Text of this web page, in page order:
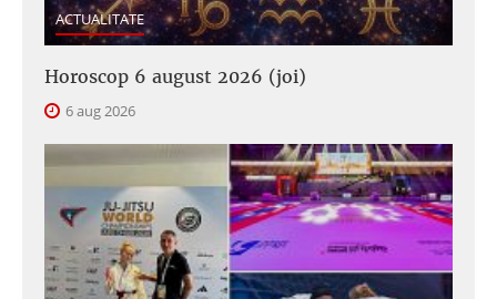
ACTUALITATE
Horoscop 6 august 2026 (joi)
6 aug 2026